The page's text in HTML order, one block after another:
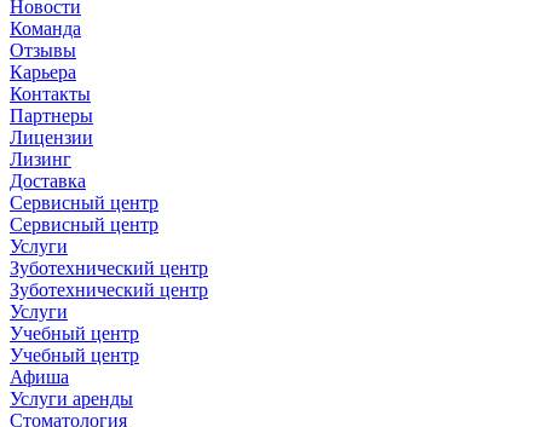
Новости
Команда
Отзывы
Карьера
Контакты
Партнеры
Лицензии
Лизинг
Доставка
Сервисный центр
Сервисный центр
Услуги
Зуботехнический центр
Зуботехнический центр
Услуги
Учебный центр
Учебный центр
Афиша
Услуги аренды
Стоматология